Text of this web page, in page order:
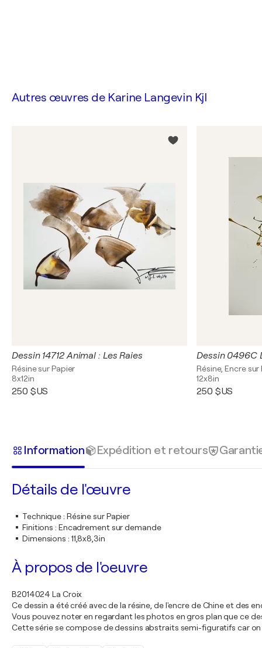
Autres œuvres de Karine Langevin Kjl
Dessin 14712 Animal : Les Raies
Résine sur Papier
8x12in
250 $US
Dessin 0496C
Résine, Encre sur
12x8in
250 $US
Information Expédition et retours
Détails de l'œuvre
Technique: Résine sur Papier
Finitions : Encadrement sur demande
Dimensions : 11,8x8,3in
À propos de l'oeuvre
B2014024 La Croix
Ce dessin a été créé avec de la résine, de l'encre de Chine et des
Vous pouvez noter en regardant les photos en gros plan que ce
Cette série se compose de dessins abstraits semi-figuratifs car